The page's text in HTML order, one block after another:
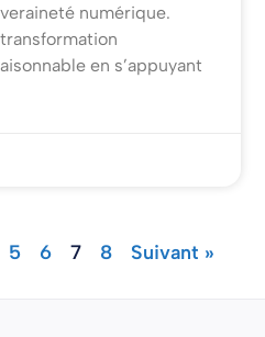
numérique.
en s’appuyant
5 6 7 8 Suivant »